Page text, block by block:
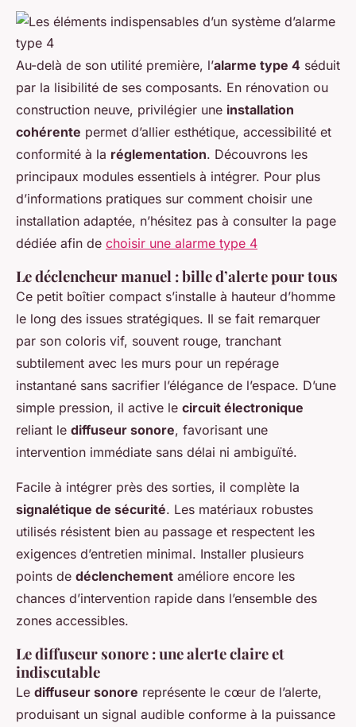
Au-delà de son utilité première, l’alarme type 4 séduit
par la lisibilité de ses composants. En rénovation ou
construction neuve, privilégier une installation
cohérente permet d’allier esthétique, accessibilité et
conformité à la réglementation. Découvrons les
principaux modules essentiels à intégrer. Pour plus
d’informations pratiques sur comment choisir une
installation adaptée, n’hésitez pas à consulter la page
dédiée afin de choisir une alarme type 4
Le déclencheur manuel : bille d’alerte pour tous
Ce petit boîtier compact s’installe à hauteur d’homme
le long des issues stratégiques. Il se fait remarquer
par son coloris vif, souvent rouge, tranchant
subtilement avec les murs pour un repérage
instantané sans sacrifier l’élégance de l’espace. D’une
simple pression, il active le circuit électronique
reliant le diffuseur sonore, favorisant une
intervention immédiate sans délai ni ambiguïté.
Facile à intégrer près des sorties, il complète la
signalétique de sécurité. Les matériaux robustes
utilisés résistent bien au passage et respectent les
exigences d’entretien minimal. Installer plusieurs
points de déclenchement améliore encore les
chances d’intervention rapide dans l’ensemble des
zones accessibles.
Le diffuseur sonore : une alerte claire et
indiscutable
Le diffuseur sonore représente le cœur de l’alerte,
produisant un signal audible conforme à la puissance